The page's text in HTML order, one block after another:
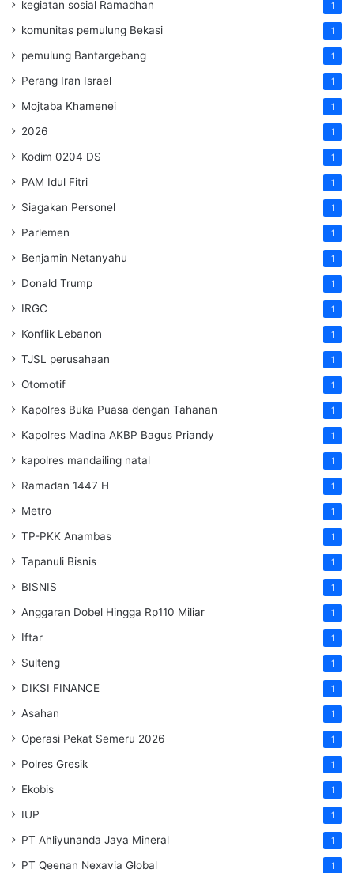
kegiatan sosial Ramadhan 1
komunitas pemulung Bekasi 1
pemulung Bantargebang 1
Perang Iran Israel 1
Mojtaba Khamenei 1
2026 1
Kodim 0204 DS 1
PAM Idul Fitri 1
Siagakan Personel 1
Parlemen 1
Benjamin Netanyahu 1
Donald Trump 1
IRGC 1
Konflik Lebanon 1
TJSL perusahaan 1
Otomotif 1
Kapolres Buka Puasa dengan Tahanan 1
Kapolres Madina AKBP Bagus Priandy 1
kapolres mandailing natal 1
Ramadan 1447 H 1
Metro 1
TP-PKK Anambas 1
Tapanuli Bisnis 1
BISNIS 1
Anggaran Dobel Hingga Rp110 Miliar 1
Iftar 1
Sulteng 1
DIKSI FINANCE 1
Asahan 1
Operasi Pekat Semeru 2026 1
Polres Gresik 1
Ekobis 1
IUP 1
PT Ahliyunanda Jaya Mineral 1
PT Qeenan Nexavia Global 1